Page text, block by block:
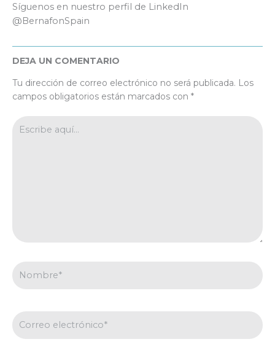
Síguenos en nuestro perfil de LinkedIn
@BernafonSpain
DEJA UN COMENTARIO
Tu dirección de correo electrónico no será publicada. Los
campos obligatorios están marcados con *
aquí...
electrónico*